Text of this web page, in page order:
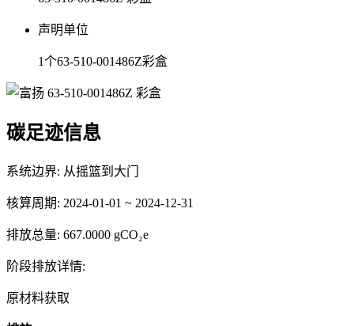
声明单位
1个63-510-001486Z彩盒
碳足迹信息
系统边界: 从摇篮到大门
核算周期: 2024-01-01 ~ 2024-12-31
排放总量: 667.0000 gCO₂e
阶段排放详情:
原材料获取